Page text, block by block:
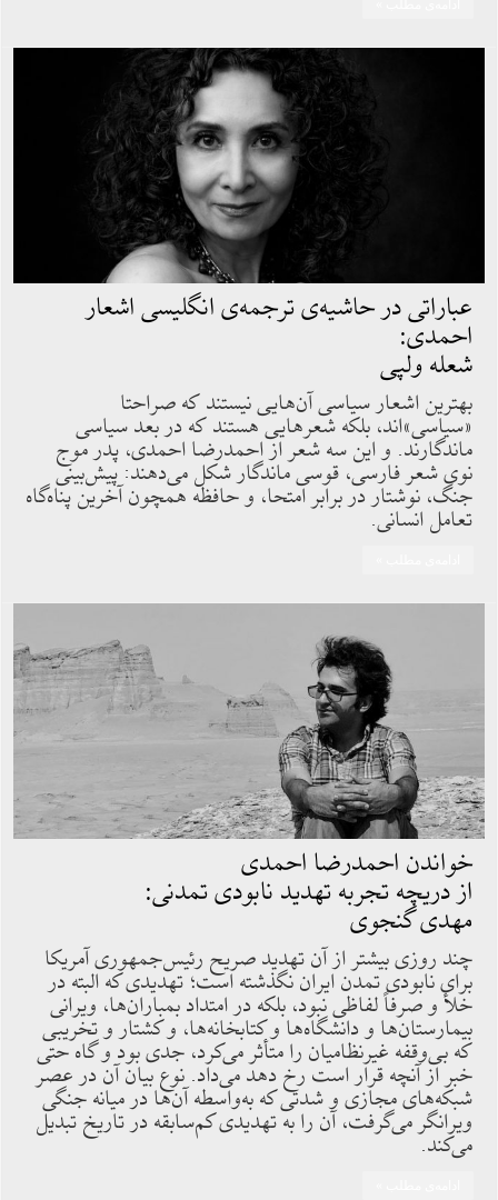
عباراتی در حاشیه‌ی ترجمه‌ی انگلیسی اشعار
احمدی:
شعله ولپی
بهترین اشعار سیاسی آن‌هایی نیستند که صراحتا
«سیاسی»اند، بلکه شعرهایی هستند که در بعد سیاسی
ماندگارند. و این سه شعر از احمدرضا احمدی، پدر موج
نوی شعر فارسی، قوسی ماندگار شکل می‌دهند: پیش‌بینی
جنگ، نوشتار در برابر امتحا، و حافظه همچون آخرین پناه‌گاه
تعامل انسانی.
خواندن احمدرضا احمدی
از دریچه تجربه تهدید نابودی تمدنی:
مهدی گنجوی
چند روزی بیشتر از آن تهدید صریح رئیس‌جمهوری آمریکا
برای نابودی تمدن ایران نگذشته است؛ تهدیدی که البته در
خلأ و صرفاً لفاظی نبود، بلکه در امتداد بمباران‌ها، ویرانی
بیمارستان‌ها و دانشگاه‌ها و کتابخانه‌ها، و کشتار و تخریبی
که بی‌وقفه غیرنظامیان را متأثر می‌کرد، جدی بود و گاه حتی
خبر از آنچه قرار است رخ دهد می‌داد. نوع بیان آن در عصر
شبکه‌های مجازی و شدتی که به‌واسطه آن‌ها در میانه جنگی
ویرانگر می‌گرفت، آن را به تهدیدی کم‌سابقه در تاریخ تبدیل
می‌کند.